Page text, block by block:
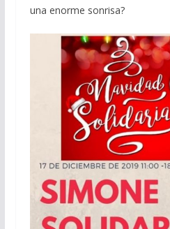
una enorme sonrisa?